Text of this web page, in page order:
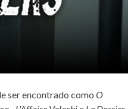
ser encontrado como O